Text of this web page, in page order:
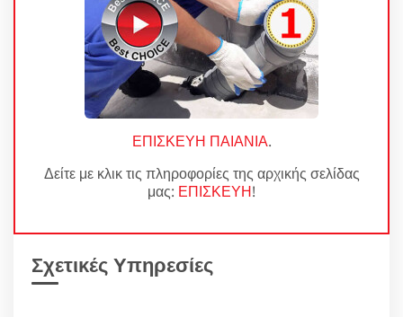
ΕΠΙΣΚΕΥΗ ΠΑΙΑΝΙΑ.
Δείτε με κλικ τις πληροφορίες της αρχικής σελίδας
μας: ΕΠΙΣΚΕΥΗ!
Σχετικές Υπηρεσίες